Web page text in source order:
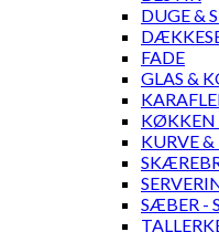
DUGE &
FADE
GLAS &
KØKKEN
KURVE &
SÆBER -